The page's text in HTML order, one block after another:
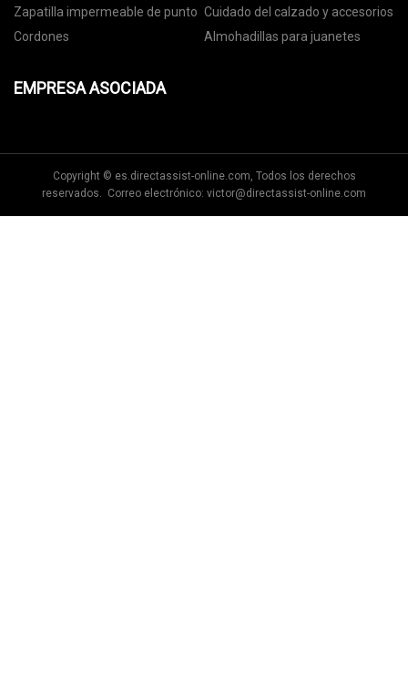
Zapatilla impermeable de punto Cuidado del calzado y accesorios
Cordones
Almohadillas para juanetes
EMPRESA ASOCIADA
Copyright © es.directassist-online.com, Todos los derechos
reservados. Correo electrónico: victor@directassist-online.com